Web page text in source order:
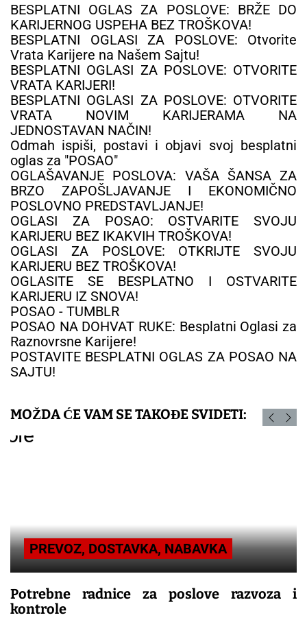
BESPLATNI OGLAS ZA POSLOVE: BRŽE DO
KARIJERNOG USPEHA BEZ TROŠKOVA!
BESPLATNI OGLASI ZA POSLOVE: Otvorite
Vrata Karijere na Našem Sajtu!
BESPLATNI OGLASI ZA POSLOVE: OTVORITE
VRATA KARIJERI!
BESPLATNI OGLASI ZA POSLOVE: OTVORITE
VRATA NOVIM KARIJERAMA NA
JEDNOSTAVAN NAČIN!
Odmah ispiši, postavi i objavi svoj besplatni
oglas za "POSAO"
OGLAŠAVANJE POSLOVA: VAŠA ŠANSA ZA
BRZO ZAPOŠLJAVANJE I EKONOMIČNO
POSLOVNO PREDSTAVLJANJE!
OGLASI ZA POSAO: OSTVARITE SVOJU
KARIJERU BEZ IKAKVIH TROŠKOVA!
OGLASI ZA POSLOVE: OTKRIJTE SVOJU
KARIJERU BEZ TROŠKOVA!
OGLASITE SE BESPLATNO I OSTVARITE
KARIJERU IZ SNOVA!
POSAO - TUMBLR
POSAO NA DOHVAT RUKE: Besplatni Oglasi za
Raznovrsne Karijere!
POSTAVITE BESPLATNI OGLAS ZA POSAO NA
SAJTU!
MOŽDA ĆE VAM SE TAKOĐE SVIDETI:
PREVOZ, DOSTAVKA, NABAVKA
Potrebne radnice za poslove razvoza i
kontrole